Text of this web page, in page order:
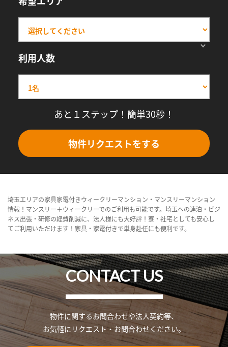
利用人数
あと１ステップ！簡単30秒！
物件リクエストをする
埼玉エリアの家具家電付きウィークリーマンション・マンスリーマンション
情報！マンスリー＋ウィークリーでのご利用も可能です。埼玉への連泊・ビジ
ネス出張・研修の経費削減に、法人様にも大好評！寮・社宅としても安心し
てご利用いただけます！家具・家電付きで単身赴任にも便利です。
CONTACT US
物件に関するお問合わせや法人契約等、
お気軽にリクエスト・お問合わせください。